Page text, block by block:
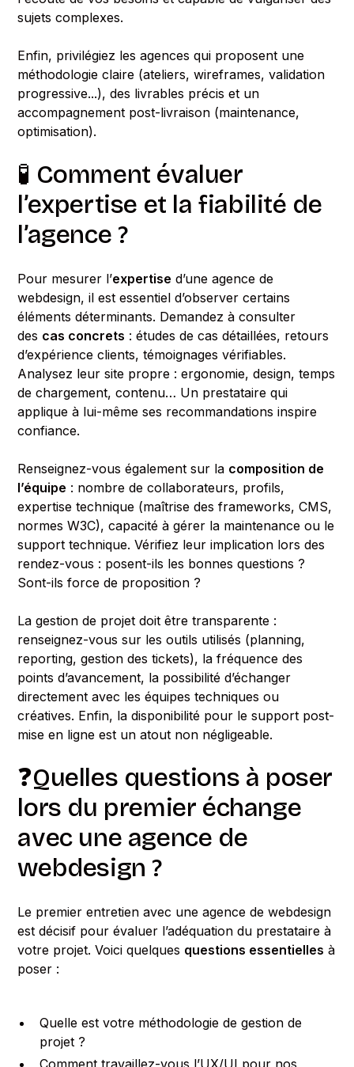
sujets complexes.
Enfin, privilégiez les agences qui proposent une
méthodologie claire (ateliers, wireframes, validation
progressive...), des livrables précis et un
accompagnement post-livraison (maintenance,
optimisation).
🧪 Comment évaluer
l’expertise et la fiabilité de
l’agence ?
Pour mesurer l’expertise d’une agence de
webdesign, il est essentiel d’observer certains
éléments déterminants. Demandez à consulter
des cas concrets : études de cas détaillées, retours
d’expérience clients, témoignages vérifiables.
Analysez leur site propre : ergonomie, design, temps
de chargement, contenu… Un prestataire qui
applique à lui-même ses recommandations inspire
confiance.
Renseignez-vous également sur la composition de
l’équipe : nombre de collaborateurs, profils,
expertise technique (maîtrise des frameworks, CMS,
normes W3C), capacité à gérer la maintenance ou le
support technique. Vérifiez leur implication lors des
rendez-vous : posent-ils les bonnes questions ?
Sont-ils force de proposition ?
La gestion de projet doit être transparente :
renseignez-vous sur les outils utilisés (planning,
reporting, gestion des tickets), la fréquence des
points d’avancement, la possibilité d’échanger
directement avec les équipes techniques ou
créatives. Enfin, la disponibilité pour le support post-
mise en ligne est un atout non négligeable.
❓Quelles questions à poser
lors du premier échange
avec une agence de
webdesign ?
Le premier entretien avec une agence de webdesign
est décisif pour évaluer l’adéquation du prestataire à
votre projet. Voici quelques questions essentielles à
poser :
Quelle est votre méthodologie de gestion de
projet ?
Comment travaillez-vous l’UX/UI pour nos